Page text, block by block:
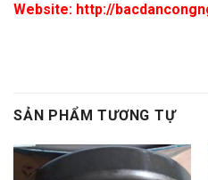
Website: http://
SẢN PHẨM TƯƠNG TỰ